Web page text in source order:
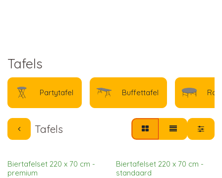
Tafels
Partytafel Buffettafel
Tafels
Biertafelset 220 x 70 cm -
premium
Biertafelset 220 x 70 cm -
standaard